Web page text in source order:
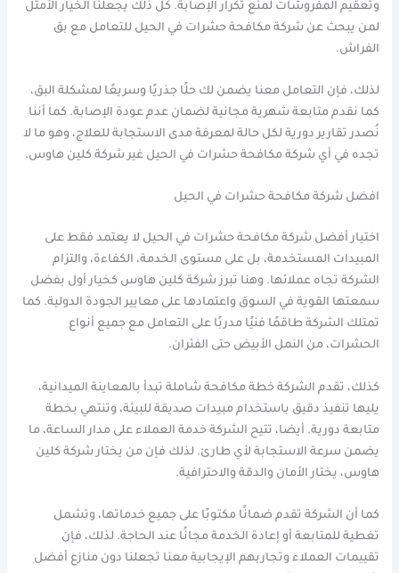
وتعقيم المفروشات لمنع تكرار الإصابة. كل ذلك يجعلنا الخيار الأمثل
لمن يبحث عن شركة مكافحة حشرات في الحيل للتعامل مع بق
الفراش.
لذلك، فإن التعامل معنا يضمن لك حلًا جذريًا وسريعًا لمشكلة البق،
كما نقدم متابعة شهرية مجانية لضمان عدم عودة الإصابة. كما أننا
نُصدر تقارير دورية لكل حالة لمعرفة مدى الاستجابة للعلاج، وهو ما لا
تجده في أي شركة مكافحة حشرات في الحيل غير شركة كلين هاوس.
افضل شركة مكافحة حشرات في الحيل
اختيار أفضل شركة مكافحة حشرات في الحيل لا يعتمد فقط على
المبيدات المستخدمة، بل على مستوى الخدمة، الكفاءة، والتزام
الشركة تجاه عملائها. وهنا تبرز شركة كلين هاوس كخيار أول بفضل
سمعتها القوية في السوق واعتمادها على معايير الجودة الدولية. كما
تمتلك الشركة طاقمًا فنيًا مدربًا على التعامل مع جميع أنواع
الحشرات، من النمل الأبيض حتى الفئران.
كذلك، تقدم الشركة خطة مكافحة شاملة تبدأ بالمعاينة الميدانية،
يليها تنفيذ دقيق باستخدام مبيدات صديقة للبيئة، وتنتهي بخطة
متابعة دورية. أيضا، تتيح الشركة خدمة العملاء على مدار الساعة، ما
يضمن سرعة الاستجابة لأي طارئ. لذلك فإن من يختار شركة كلين
هاوس، يختار الأمان والدقة والاحترافية.
كما أن الشركة تقدم ضمانًا مكتوبًا على جميع خدماتها، وتشمل
تغطية للمتابعة أو إعادة الخدمة مجانًا عند الحاجة. لذلك، فإن
تقييمات العملاء وتجاربهم الإيجابية معنا تجعلنا دون منازع أفضل